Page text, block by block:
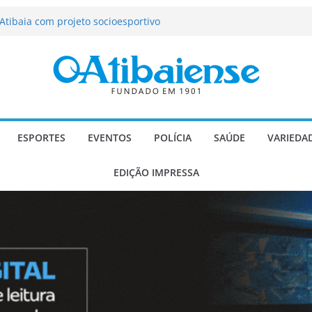
e Morango abre programação
infantis e valorização dos produtores
a deputado estadual é
ESPORTES EVENTOS POLÍCIA SAÚDE
EDIÇÃO IMPRESSA